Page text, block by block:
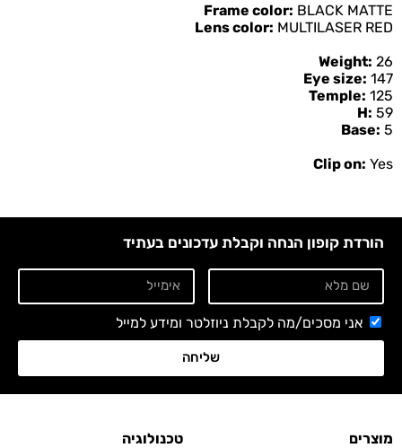
Frame color: BLACK MATTE
Lens color: MULTILASER RED
Weight: 26
Eye size: 147
Temple: 125
H: 59
Base: 5
Clip on: Yes
הורדת קופון הנחה וקבלת עדכונים בעתיד
אני מסכים/מה לקבלת ניוזלטר ומידע למייל
שליחה
מוצרים
טכנולוגיה